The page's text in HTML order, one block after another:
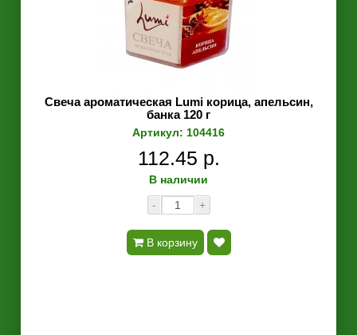
Свеча ароматическая Lumi корица, апельсин,
банка 120 г
Артикул: 104416
112.45 р.
В наличии
-
+
В корзину